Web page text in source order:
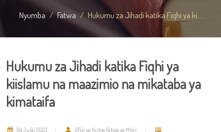
Nyumba Fatwa Hukumu za Jihadi katika Fiqhi ya ki...
Hukumu za Jihadi katika Fiqhi ya
kiislamu na maazimio na mikataba ya
kimataifa
04 Julai 2023 Ofisi ya Kutoa Fatwa ya Misri